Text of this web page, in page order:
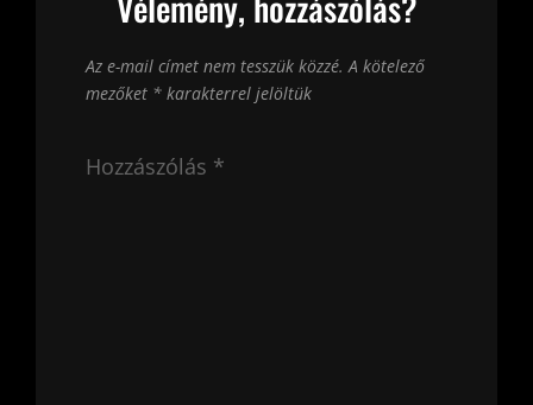
Az e-mail címet nem tesszük közzé. A kötelező
mezőket * karakterrel jelöltük
Hozzászólás *